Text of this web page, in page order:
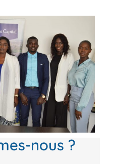
nous ?